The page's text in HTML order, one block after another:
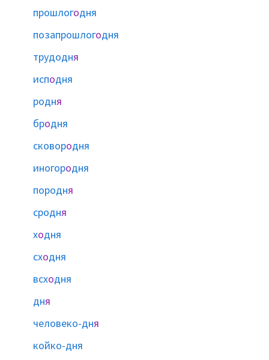
прошлогодня
позапрошлогодня
трудодня
исподня
родня
бродня
сковородня
иногородня
породня
сродня
ходня
сходня
всходня
дня
человеко-дня
койко-дня